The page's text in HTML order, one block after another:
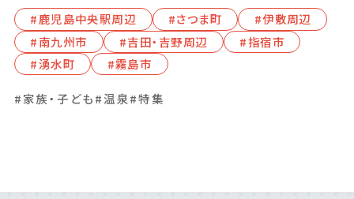
#⿅児島中央駅周辺 #さつま町
#伊敷周辺
#南九州市
#吉⽥・吉野周辺
#指宿市
#湧⽔町
#霧島市
#家族・子ども#温泉#特集